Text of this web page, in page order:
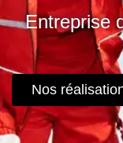
Entreprise
Nos